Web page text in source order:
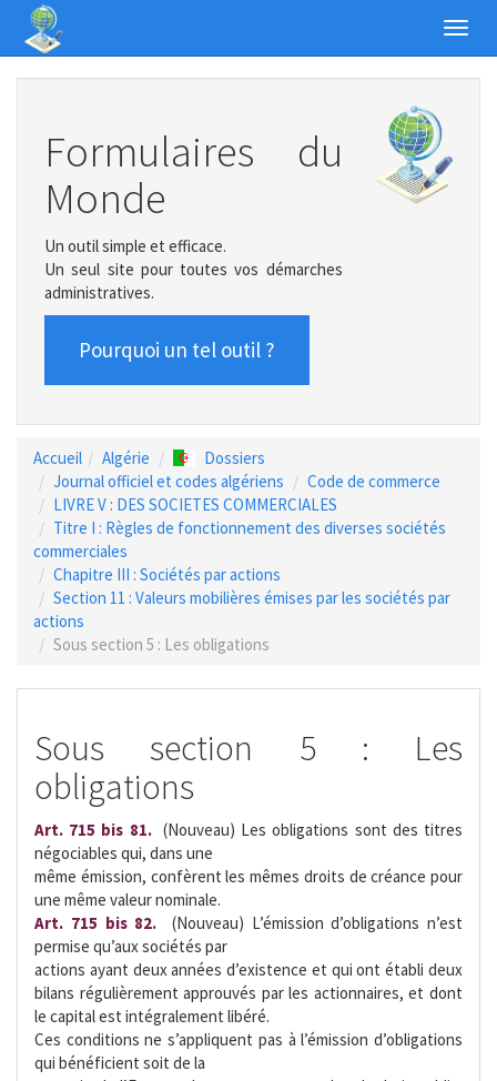
Formulaires du
Monde
Un outil simple et efficace.
Un seul site pour toutes vos démarches
administratives.
Pourquoi un tel outil ?
Accueil Algérie
Dossiers
Journal officiel et codes algériens
Code de commerce
LIVRE V : DES SOCIETES COMMERCIALES
Titre I : Règles de fonctionnement des diverses sociétés
commerciales
Chapitre III : Sociétés par actions
Section 11 : Valeurs mobilières émises par les sociétés par
actions
Sous section 5 : Les obligations
Sous section 5 : Les
obligations
Art. 715 bis 81. (Nouveau) Les obligations sont des titres
négociables qui, dans une
même émission, confèrent les mêmes droits de créance pour
une même valeur nominale.
Art. 715 bis 82.
 (Nouveau) L’émission d’obligations n’est
permise qu’aux sociétés par
actions ayant deux années d’existence et qui ont établi deux
bilans régulièrement approuvés par les actionnaires, et dont
le capital est intégralement libéré.
Ces conditions ne s’appliquent pas à l’émission d’obligations
qui bénéficient soit de la